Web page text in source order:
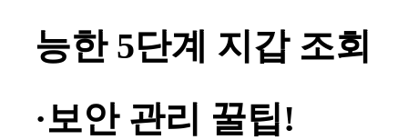
능한 5단계 지갑 조회
·보안 관리 꿀팁!